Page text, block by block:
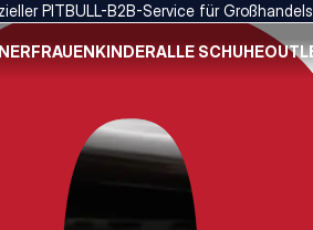
PITBULL-B2B-Service für
FRAUENKINDERALLE SCHUHE